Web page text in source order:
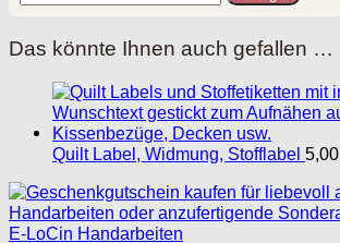
Das könnte Ihnen auch gefallen …
Quilt Label, Widmung, Stofflabel 5,00